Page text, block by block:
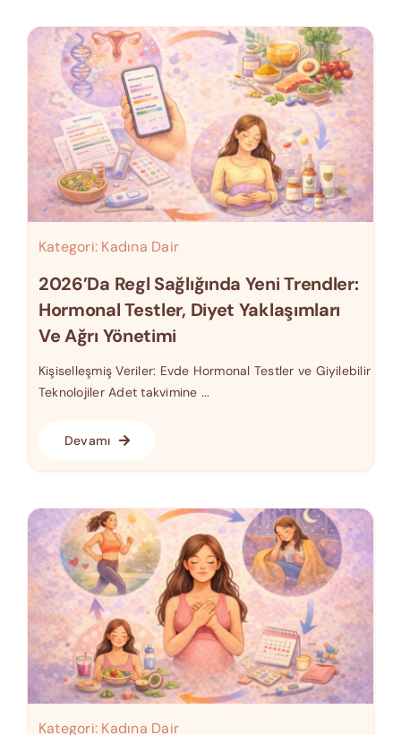
Kategori: Kadına Dair
2026’da Regl Sağlığında Yeni Trendler:
Hormonal Testler, Diyet Yaklaşımları
Ve Ağrı Yönetimi
Kişiselleşmiş Veriler: Evde Hormonal Testler ve Giyilebilir
Teknolojiler Adet takvimine ...
Devamı
Kategori: Kadına Dair